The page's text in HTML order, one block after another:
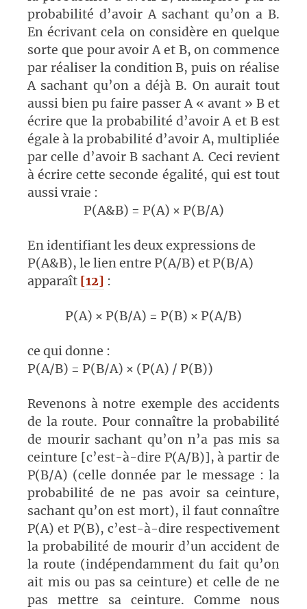
probabilité d’avoir A sachant qu’on a B.
En écrivant cela on considère en quelque
sorte que pour avoir A et B, on commence
par réaliser la condition B, puis on réalise
A sachant qu’on a déjà B. On aurait tout
aussi bien pu faire passer A « avant » B et
écrire que la probabilité d’avoir A et B est
égale à la probabilité d’avoir A, multipliée
par celle d’avoir B sachant A. Ceci revient
à écrire cette seconde égalité, qui est tout
aussi vraie :
P(A&B) = P(A) × P(B/A)
En identifiant les deux expressions de
P(A&B), le lien entre P(A/B) et P(B/A)
apparaît [12] :
P(A) × P(B/A) = P(B) × P(A/B)
ce qui donne :
P(A/B) = P(B/A) × (P(A) / P(B))
Revenons à notre exemple des accidents
de la route. Pour connaître la probabilité
de mourir sachant qu’on n’a pas mis sa
ceinture [c’est-à-dire P(A/B)], à partir de
P(B/A) (celle donnée par le message : la
probabilité de ne pas avoir sa ceinture,
sachant qu’on est mort), il faut connaître
P(A) et P(B), c’est-à-dire respectivement
la probabilité de mourir d’un accident de
la route (indépendamment du fait qu’on
ait mis ou pas sa ceinture) et celle de ne
pas mettre sa ceinture. Comme nous